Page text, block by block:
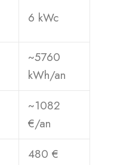
6 kWc
~5760
kWh/an
~1082
€/an
480 €